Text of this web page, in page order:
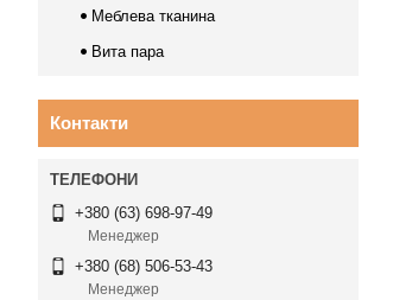
Меблева тканина
Вита пара
Контакти
+380 (63) 698-97-49
Менеджер
+380 (68) 506-53-43
Менеджер